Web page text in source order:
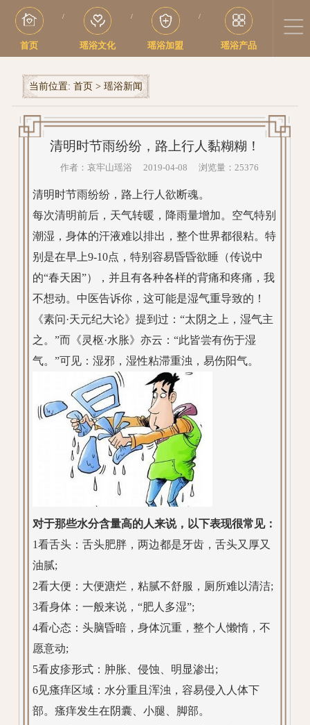
首页
/
瑶浴文化
/
瑶浴加盟
/
瑶浴产品
当前位置: 首页 > 瑶浴新闻
清明时节雨纷纷，路上行人黏糊糊！
作者：哀牢山瑶浴 2019-04-08 浏览量：25376
清明时节雨纷纷，路上行人欲断魂。
每次清明前后，天气转暖，降雨量增加。空气特别
潮湿，身体的汗液难以排出，整个世界都很粘。特
别是在早上9-10点，特别容易昏昏欲睡（传说中
的“春天困”），并且有各种各样的背痛和疼痛，我
不想动。中医告诉你，这可能是湿气重导致的！
《素问·天元纪大论》提到过：“太阴之上，湿气主
之。”而《灵枢·水胀》亦云：“此皆尝有伤于湿
气。”可见：湿邪，湿性粘滞重浊，易伤阳气。
对于那些水分含量高的人来说，以下表现很常见：
1看舌头：舌头肥胖，两边都是牙齿，舌头又厚又
油腻;
2看大便：大便溏烂，粘腻不舒服，厕所难以清洁;
3看身体：一般来说，“肥人多湿”;
4看心态：头脑昏暗，身体沉重，整个人懒惰，不
愿意动;
5看皮疹形式：肿胀、侵蚀、明显渗出;
6见瘙痒区域：水分重且浑浊，容易侵入人体下
部。瘙痒发生在阴囊、小腿、脚部。